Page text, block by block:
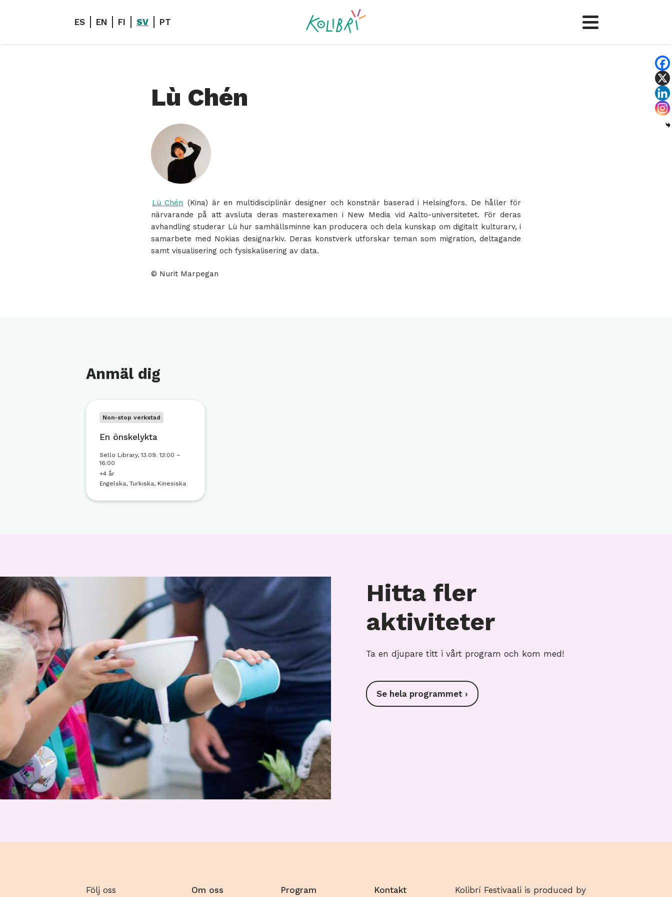
ES EN FI SV PT
Lù Chén
Lù Chén (Kina) är en multidisciplinär designer och konstnär baserad i Helsingfors. De håller för
närvarande på att avsluta deras masterexamen i New Media vid Aalto-universitetet. För deras
avhandling studerar Lù hur samhällsminne kan producera och dela kunskap om digitalt kulturarv, i
samarbete med Nokias designarkiv. Deras konstverk utforskar teman som migration, deltagande
samt visualisering och fysiskalisering av data.
© Nurit Marpegan
Anmäl dig
Non-stop verkstad
En önskelykta
Sello Library, 13.09. 13:00 –
16:00
+4 år
Engelska, Turkiska, Kinesiska
Hitta fler
aktiviteter
Ta en djupare titt i vårt program och kom med!
Se hela programmet ›
Följ oss Om oss Program Kontakt Kolibrí Festivaali is produced by